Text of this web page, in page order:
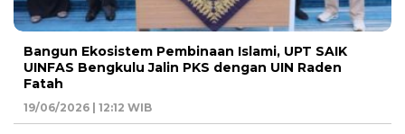
Bangun Ekosistem Pembinaan Islami, UPT SAIK
UINFAS Bengkulu Jalin PKS dengan UIN Raden
Fatah
19/06/2026 | 12:12 WIB